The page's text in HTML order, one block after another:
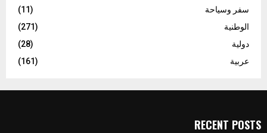
سفر وسياحة
(11)
الوطنية
(271)
دولية
(28)
عربية
(161)
RECENT POSTS